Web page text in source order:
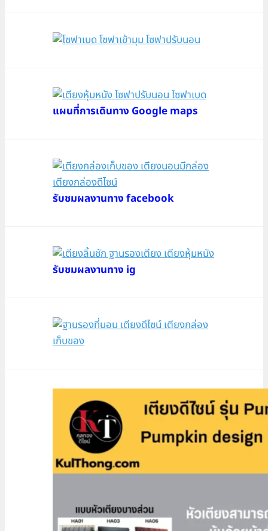
แผนที่การเดินทาง Google maps
รับชมผลงานทาง facebook
รับชมผลงานทาง ig